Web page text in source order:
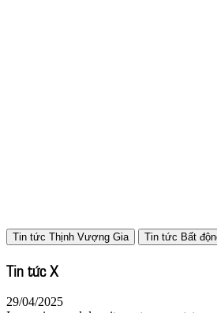
Tin tức Thịnh Vượng Gia Tin tức Bất
Tin tức X
29/04/2025